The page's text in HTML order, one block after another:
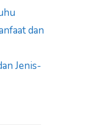
dan
Jenis-